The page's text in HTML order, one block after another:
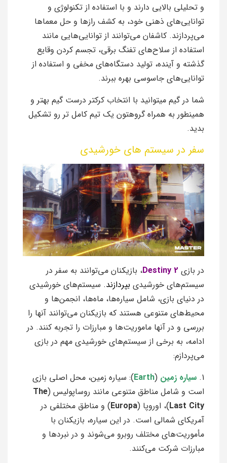
و تحلیلی بالایی دارند و با استفاده از تکنولوژی و
توانایی‌های ذهنی خود، به کشف رازها و حل معماها
می‌پردازند. کاشفان می‌توانند از توانایی‌هایی مانند
استفاده از سلاح‌های تفنگ برقی، تجسم کردن وقایع
گذشته و آینده، تولید دستگاه‌های مخفی و استفاده از
توانایی‌های جاسوسی بهره ببرند.
شما در گیم میتوانید با انتخاب کرکتر درست گیم بهتر و
همینطور به همراه گروهتون یک تیم کامل تر رو تشکیل
بدید.
سفر در سیستم های خورشیدی
در بازی Destiny 2، بازیکنان می‌توانند به سفر در
سیستم‌های خورشیدی بپردازند. سیستم‌های خورشیدی
در دنیای بازی، شامل سیاره‌ها، ماه‌ها، انجمن‌ها و
محیط‌های متنوعی هستند که بازیکنان می‌توانند آنها را
بررسی و در آنها ماموریت‌ها و مبارزات را تجربه کنند. در
ادامه، به برخی از سیستم‌های خورشیدی مهم در بازی
می‌پردازم:
1. سیاره زمین (
Earth): سیاره زمین، محل اصلی بازی
است و شامل مناطق متنوعی مانند روساپولیس (The
Last City)، اوروپا (Europa) و مناطق مختلفی در
آمریکای شمالی است. در این سیاره، بازیکنان با
مأموریت‌های مختلف روبرو می‌شوند و در نبردها و
مبارزات شرکت می‌کنند.